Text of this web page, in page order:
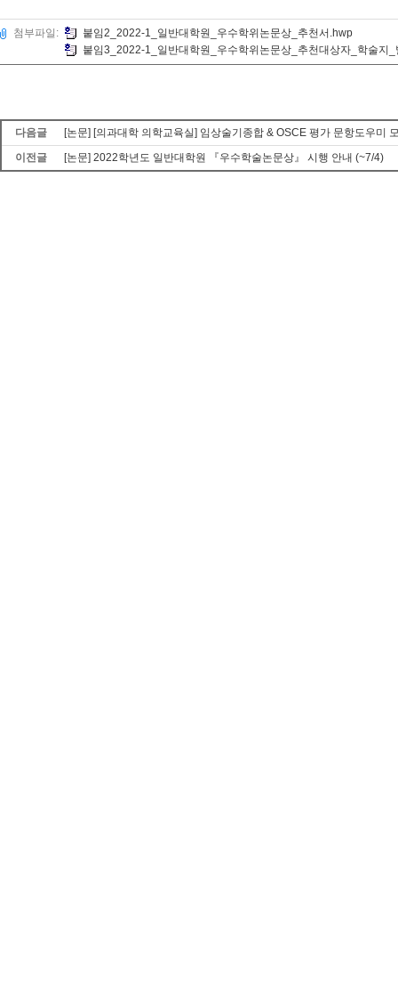
첨부파일:
붙임2_2022-1_일반대학원_우수학위논문상_추천서.hwp
붙임3_2022-1_일반대학원_우수학위논문상_추천대상자_학술지
다음글
[논문] [의과대학 의학교육실] 임상술기종합 & OSCE 평가 문항도우미
이전글
[논문] 2022학년도 일반대학원 『우수학술논문상』 시행 안내 (~7/4)